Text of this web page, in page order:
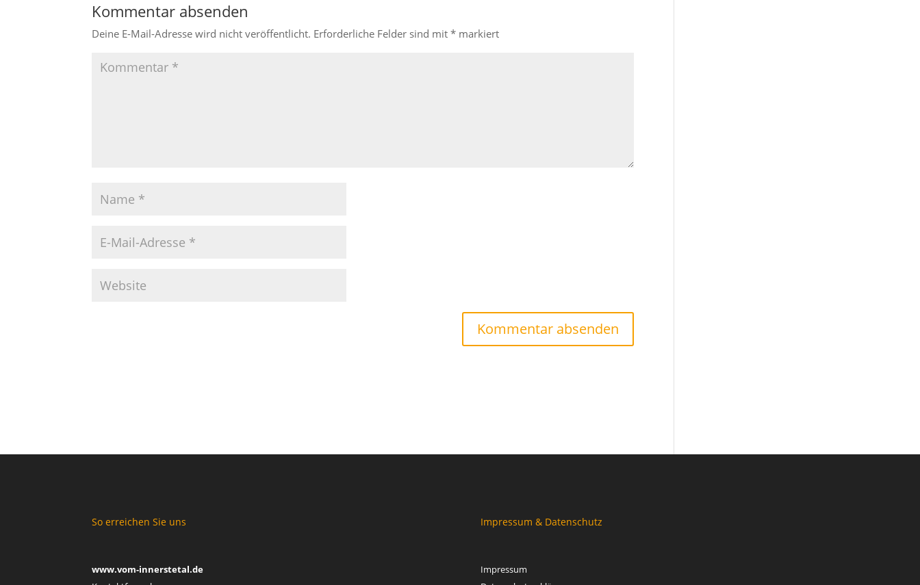
Kommentar absenden
Deine E-Mail-Adresse wird nicht veröffentlicht. Erforderliche Felder sind mit* markiert
So erreichen Sie uns
www.vom-innerstetal.de
Impressum & Datenschutz
Impressum